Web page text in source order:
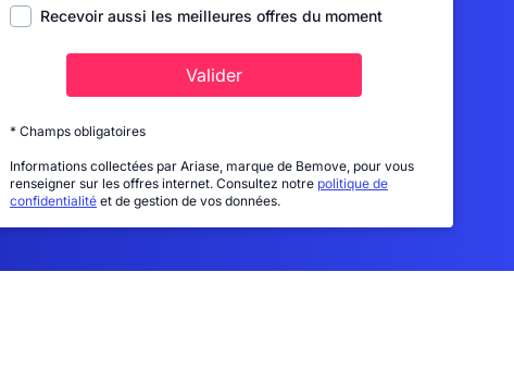
Recevoir aussi les meilleures offres du moment
Valider
* Champs obligatoires
Informations collectées par Ariase, marque de Bemove, pour vous
renseigner sur les offres internet. Consultez notre politique de
confidentialité et de gestion de vos données.